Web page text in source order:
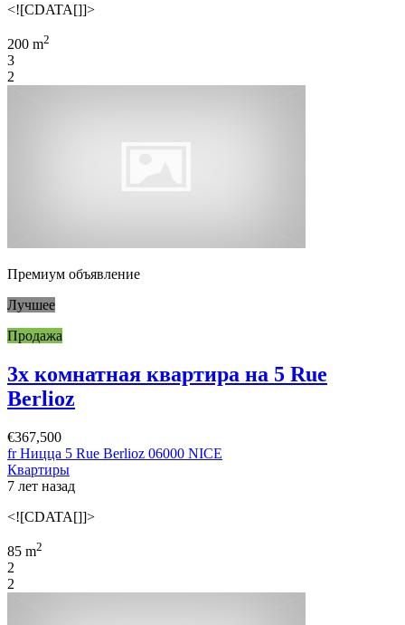
<![CDATA[]]>
200 m2
3
2
Премиум объявление
Лучшее
Продажа
3х комнатная квартира на 5 Rue
Berlioz
€367,500
fr Ницца 5 Rue Berlioz 06000 NICE
Квартиры
7 лет назад
<![CDATA[]]>
85 m2
2
2